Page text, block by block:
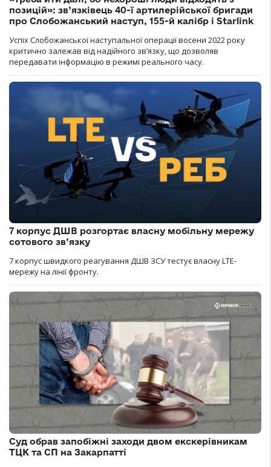
позицій»: зв’язківець 40-ї артилерійської бригади
про Слобожанський наступ, 155-й калібр і Starlink
Успіх Слобожанської наступальної операції восени 2022 року
критично залежав від надійного зв’язку, що дозволяв
передавати інформацію в режимі реального часу.
7 корпус ДШВ розгортає власну мобільну мережу
сотового зв’язку
7 корпус швидкого реагування ДШВ ЗСУ тестує власну LTE-
мережу на лінії фронту.
Суд обрав запобіжні заходи двом екскерівникам
ТЦК та СП на Закарпатті